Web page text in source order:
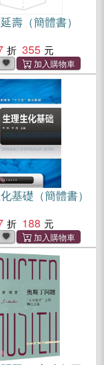
壽（簡體書）
355
基礎（簡體書）
188